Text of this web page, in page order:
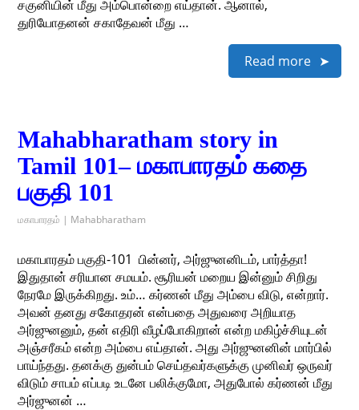
சகுனியின் மீது அம்பொன்றை எய்தான். ஆனால்,
துரியோதனன் சகாதேவன் மீது …
Read more
Mahabharatham story in
Tamil 101– மகாபாரதம் கதை
பகுதி 101
மகாபாரதம் | Mahabharatham
மகாபாரதம் பகுதி-101 ​ பின்னர், அர்ஜுனனிடம், பார்த்தா!
இதுதான் சரியான சமயம். சூரியன் மறைய இன்னும் சிறிது
நேரமே இருக்கிறது. உம்… கர்ணன் மீது அம்பை விடு, என்றார்.
அவன் தனது சகோதரன் என்பதை அதுவரை அறியாத
அர்ஜுனனும், தன் எதிரி வீழப்போகிறான் என்ற மகிழ்ச்சியுடன்
அஞ்சரீகம் என்ற அம்பை எய்தான். அது அர்ஜுனனின் மார்பில்
பாய்ந்தது. தனக்கு துன்பம் செய்தவர்களுக்கு முனிவர் ஒருவர்
விடும் சாபம் எப்படி உடனே பலிக்குமோ, அதுபோல் கர்ணன் மீது
அர்ஜுனன் …